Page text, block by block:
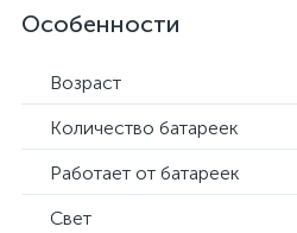
Особенности
Возраст
Количество батареек
Работает от батареек
Свет